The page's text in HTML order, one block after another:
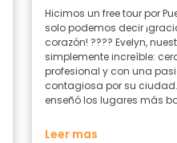
Hicimos un free tour por
solo podemos decir
corazón! ???? Evelyn, nuestra guía, fue
simplemente increíble:
profesional y con una
contagiosa por su
enseñó los lugares más
cultura del lugar en cada
Leer mas